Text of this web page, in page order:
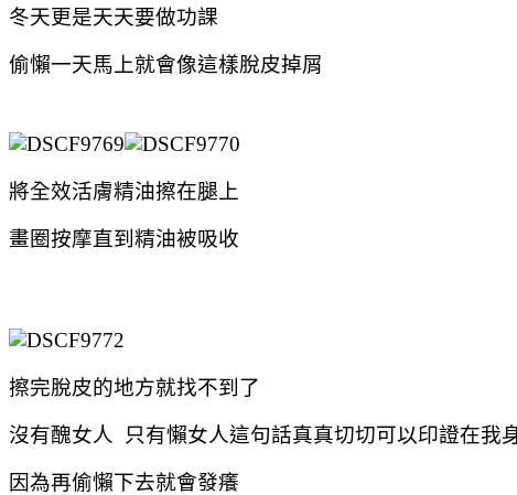
冬天更是天天要做功課
偷懶一天馬上就會像這樣脫皮掉屑
將全效活膚精油擦在腿上
畫圈按摩直到精油被吸收
擦完脫皮的地方就找不到了
沒有醜女人 只有懶女人這句話真真切切可以印證在我
因為再偷懶下去就會發癢